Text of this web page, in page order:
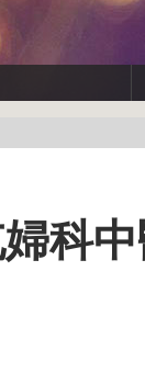
科